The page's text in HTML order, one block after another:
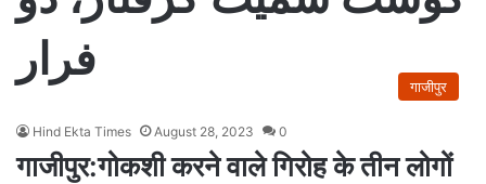
فرار
गाजीपुर
Hind Ekta Times August 28, 2023 0
गाजीपुर:गोकशी करने वाले गिरोह के तीन लोगों